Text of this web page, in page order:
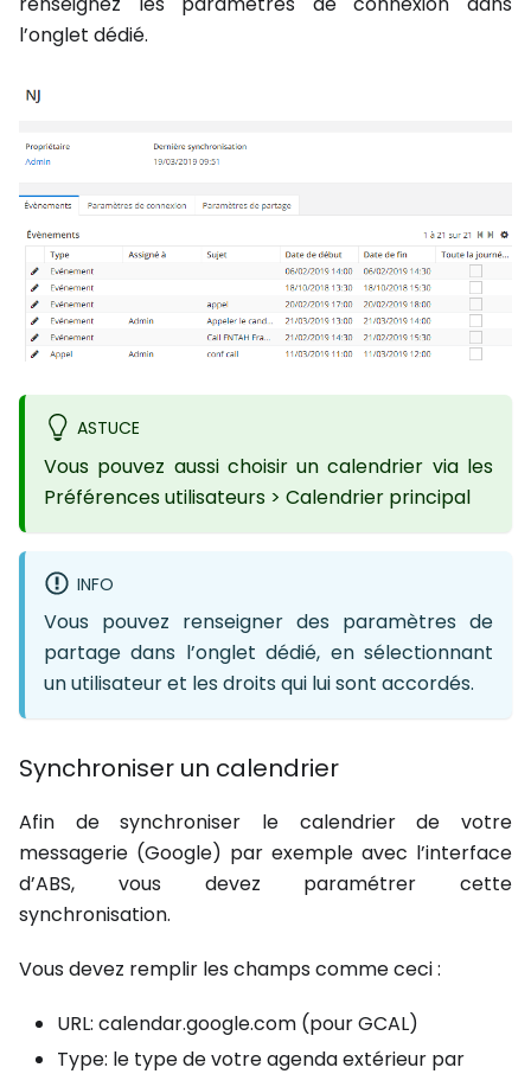
l’onglet dédié.
ASTUCE
Vous pouvez aussi choisir un calendrier via les
Préférences utilisateurs > Calendrier principal
INFO
Vous pouvez renseigner des paramètres de
partage dans l’onglet dédié, en sélectionnant
un utilisateur et les droits qui lui sont accordés.
Synchroniser un calendrier
Afin de synchroniser le calendrier de votre
messagerie (Google) par exemple avec l’interface
d’ABS, vous devez paramétrer cette
synchronisation.
Vous devez remplir les champs comme ceci :
URL: calendar.google.com (pour GCAL)
Type: le type de votre agenda extérieur par